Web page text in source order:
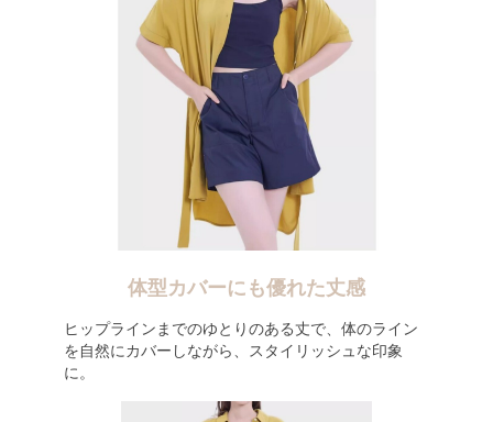
体型カバーにも優れた丈感
ヒップラインまでのゆとりのある丈で、体のライン
を自然にカバーしながら、スタイリッシュな印象
に。